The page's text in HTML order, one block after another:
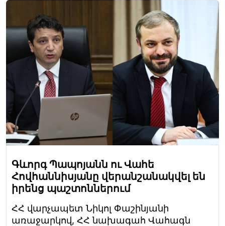
Գևորգ Պապոյանն ու Վահե
Հովհաննիսյանը վերանշանակվել են
իրենց պաշտոններում
ՀՀ վարչապետ Նիկոլ Փաշինյանի
առաջարկով, ՀՀ նախագահ Վահագն